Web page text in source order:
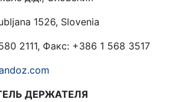
1526, Slovenia
2111, Факс: +386 1 568 3517
ДЕРЖАТЕЛЯ